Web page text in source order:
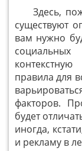
Здесь,
существуют
вам нужно
правила для
факторов.
будет
иногда,
и рекламу в